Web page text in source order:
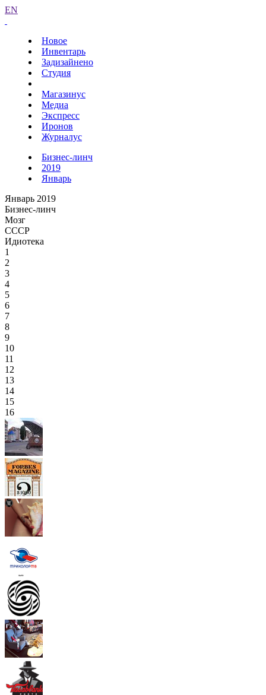
EN
Новое
Инвентарь
Задизайнено
Студия
Магазинус
Медиа
Экспресс
Иронов
Журналус
Бизнес-линч
2019
Январь
Январь 2019
Бизнес-линч
Мозг
СССР
Идиотека
1
2
3
4
5
6
7
8
9
10
11
12
13
14
15
16